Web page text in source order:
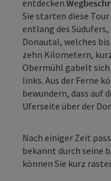
entdecken.
Sie starten diese
entlang des
Donautal, welches
zehn Kilometern,
Obermühl gabelt sich
links. Aus der Ferne
bewundern, dass auf
Uferseite über der
Nach einiger Zeit
bekannt durch seine
können Sie kurz